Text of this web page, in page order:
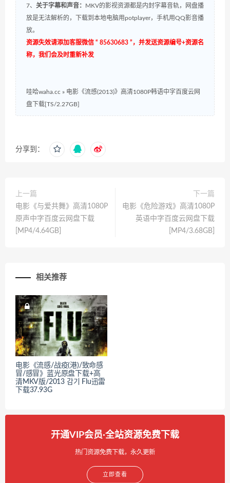
7、 关于字幕和声音： MKV的影视资源都是内封字幕音轨，网盘播
放是无法解析的，下载到本地电脑用potplayer，手机用QQ影音播
放。
资源失效请添加客服微信 “ 85630683 ”，并发送资源编号+资源名
称，我们会及时重新补发
哇哈waha.cc » 电影《流感(2013)》高清1080P韩语中字百度云网
盘下载[TS/2.27GB]
分享到：
上一篇
电影《与爱共舞》高清1080P
原声中字百度云网盘下载
[MP4/4.64GB]
下一篇
电影《危险游戏》高清1080P
英语中字百度云网盘下载
[MP4/3.68GB]
相关推荐
电影《流感/战疫(港)/致命感
冒/感冒》蓝光原盘下载+高
清MKV版/2013 감기 Flu迅雷
下载37.93G
开通VIP会员·全站资源免费下载
热门资源免费下载，永久更新
立即查看